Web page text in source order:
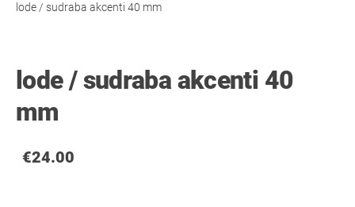
lode / sudraba akcenti 40 mm
lode / sudraba akcenti 40
mm
€24.00